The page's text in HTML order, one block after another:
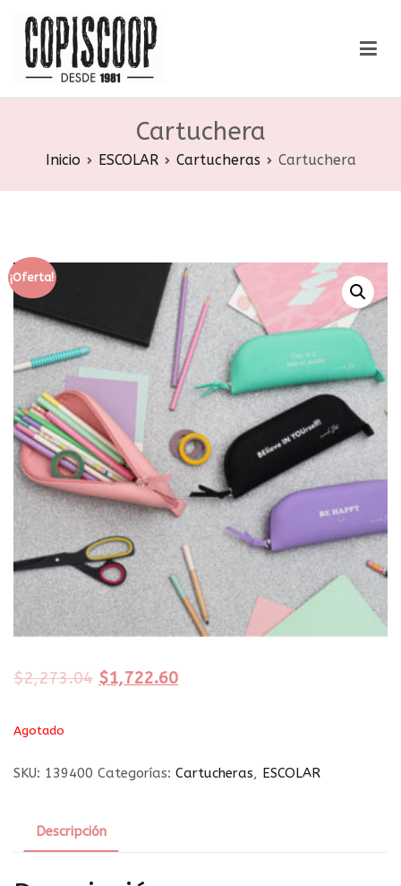
contenido
Copiscoop
Librería – Gráfica – Encuadernación
Cartuchera
Inicio ESCOLAR Cartucheras Cartuchera
¡Oferta!
$2,273.04 $1,722.60
Agotado
SKU: 139400 Categorías: Cartucheras, ESCOLAR
Descripción